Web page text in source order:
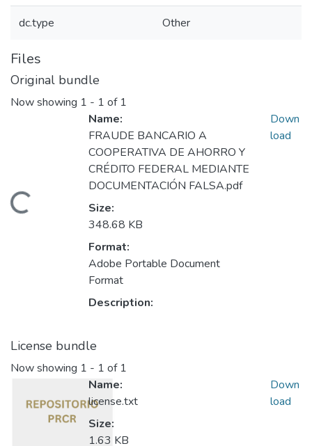
dc.type Other
Files
Original bundle
Now showing 1 - 1 of 1
Loading...
Name:
FRAUDE BANCARIO A
COOPERATIVA DE AHORRO Y
CRÉDITO FEDERAL MEDIANTE
DOCUMENTACIÓN FALSA.pdf
Size:
348.68 KB
Format:
Adobe Portable Document
Format
Description:
Down
load
License bundle
Now showing 1 - 1 of 1
Name:
license.txt
Size:
1.63 KB
Down
load